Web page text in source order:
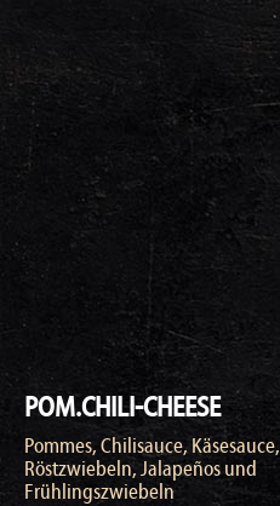
POM.CHILI-CHEESE
Pommes, Chilisauce, Käsesauce,
Röstzwiebeln, Jalapeños und
Frühlingszwiebeln